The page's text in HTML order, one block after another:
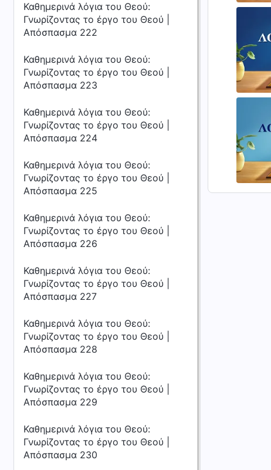
Καθημερινά λόγια του Θεού:
Γνωρίζοντας το έργο του Θεού |
Απόσπασμα 222
Καθημερινά λόγια του Θεού:
Γνωρίζοντας το έργο του Θεού |
Απόσπασμα 223
Καθημερινά λόγια του Θεού:
Γνωρίζοντας το έργο του Θεού |
Απόσπασμα 224
Καθημερινά λόγια του Θεού:
Γνωρίζοντας το έργο του Θεού |
Απόσπασμα 225
Καθημερινά λόγια του Θεού:
Γνωρίζοντας το έργο του Θεού |
Απόσπασμα 226
Καθημερινά λόγια του Θεού:
Γνωρίζοντας το έργο του Θεού |
Απόσπασμα 227
Καθημερινά λόγια του Θεού:
Γνωρίζοντας το έργο του Θεού |
Απόσπασμα 228
Καθημερινά λόγια του Θεού:
Γνωρίζοντας το έργο του Θεού |
Απόσπασμα 229
Καθημερινά λόγια του Θεού:
Γνωρίζοντας το έργο του Θεού |
Απόσπασμα 230